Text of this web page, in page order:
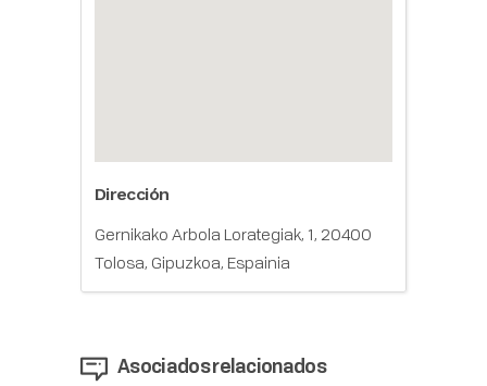
Dirección
Gernikako Arbola Lorategiak, 1, 20400
Tolosa, Gipuzkoa, Espainia
Asociados relacionados